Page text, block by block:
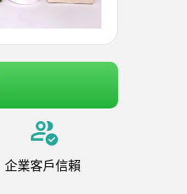
企業客戶信賴